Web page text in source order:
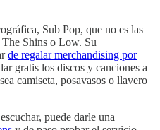
Sub Pop, que no es las
The Shins o Low. Su
de regalar merchandising por
gratis los discos y canciones a
camiseta, posavasos o llavero
puede darle una